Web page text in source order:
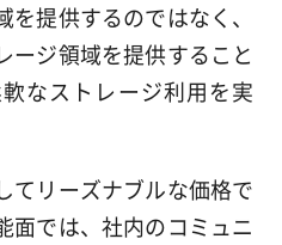
提供するのではなく、
ージ領域を提供すること
なストレージ利用を実
てリーズナブルな価格で
面では、社内のコミュニ